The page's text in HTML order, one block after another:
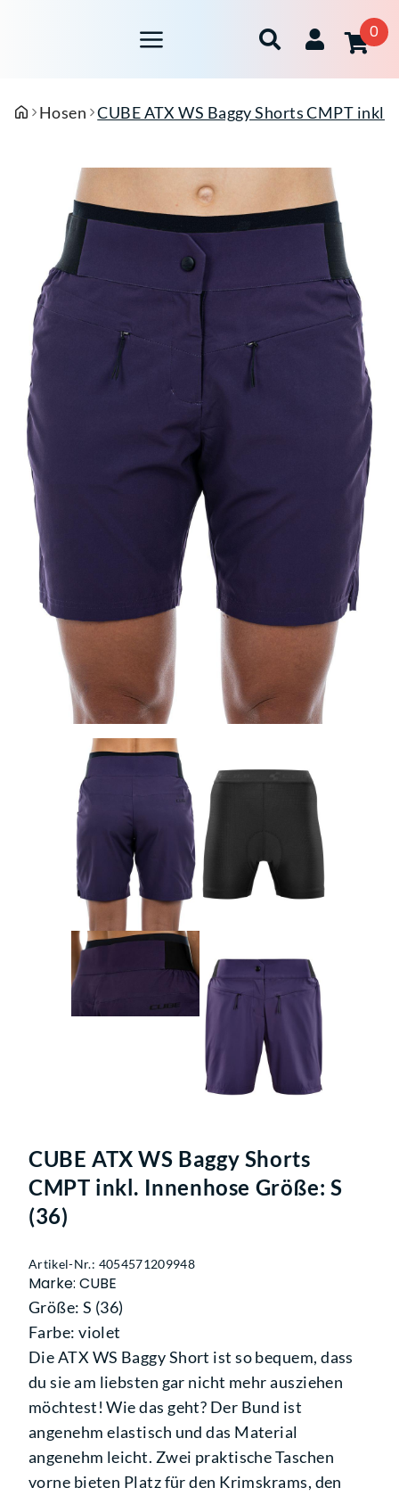
0
Hosen CUBE ATX WS Baggy Shorts CMPT inkl.
CUBE ATX WS Baggy Shorts
CMPT inkl. Innenhose Größe: S
(36)
Artikel-Nr.: 4054571209948
Marke: CUBE
Größe: S (36)
Farbe: violet
Die ATX WS Baggy Short ist so bequem, dass
du sie am liebsten gar nicht mehr ausziehen
möchtest! Wie das geht? Der Bund ist
angenehm elastisch und das Material
angenehm leicht. Zwei praktische Taschen
vorne bieten Platz für den Krimskrams, den